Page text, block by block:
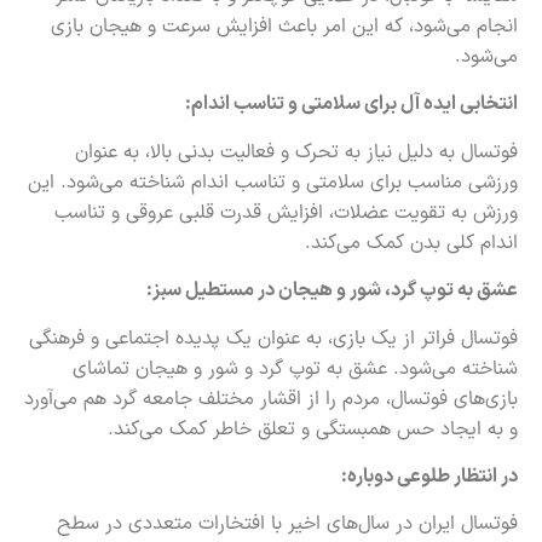
انجام می‌شود، که این امر باعث افزایش سرعت و هیجان بازی
می‌شود.
انتخابی ایده آل برای سلامتی و تناسب اندام:
فوتسال به دلیل نیاز به تحرک و فعالیت بدنی بالا، به عنوان
ورزشی مناسب برای سلامتی و تناسب اندام شناخته می‌شود. این
ورزش به تقویت عضلات، افزایش قدرت قلبی عروقی و تناسب
اندام کلی بدن کمک می‌کند.
عشق به توپ گرد، شور و هیجان در مستطیل سبز:
فوتسال فراتر از یک بازی، به عنوان یک پدیده اجتماعی و فرهنگی
شناخته می‌شود. عشق به توپ گرد و شور و هیجان تماشای
بازی‌های فوتسال، مردم را از اقشار مختلف جامعه گرد هم می‌آورد
و به ایجاد حس همبستگی و تعلق خاطر کمک می‌کند.
در انتظار طلوعی دوباره:
فوتسال ایران در سال‌های اخیر با افتخارات متعددی در سطح